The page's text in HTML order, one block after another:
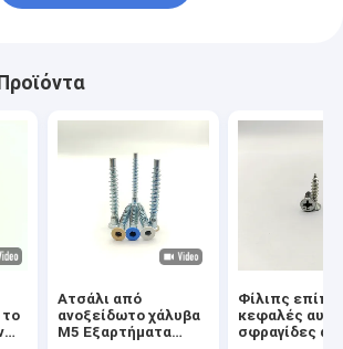
το
Ατσάλι από
ανοξείδωτο χάλυβα
M5 Εξαρτήματα
Φίλιπς
κεφαλές
σφραγίδες